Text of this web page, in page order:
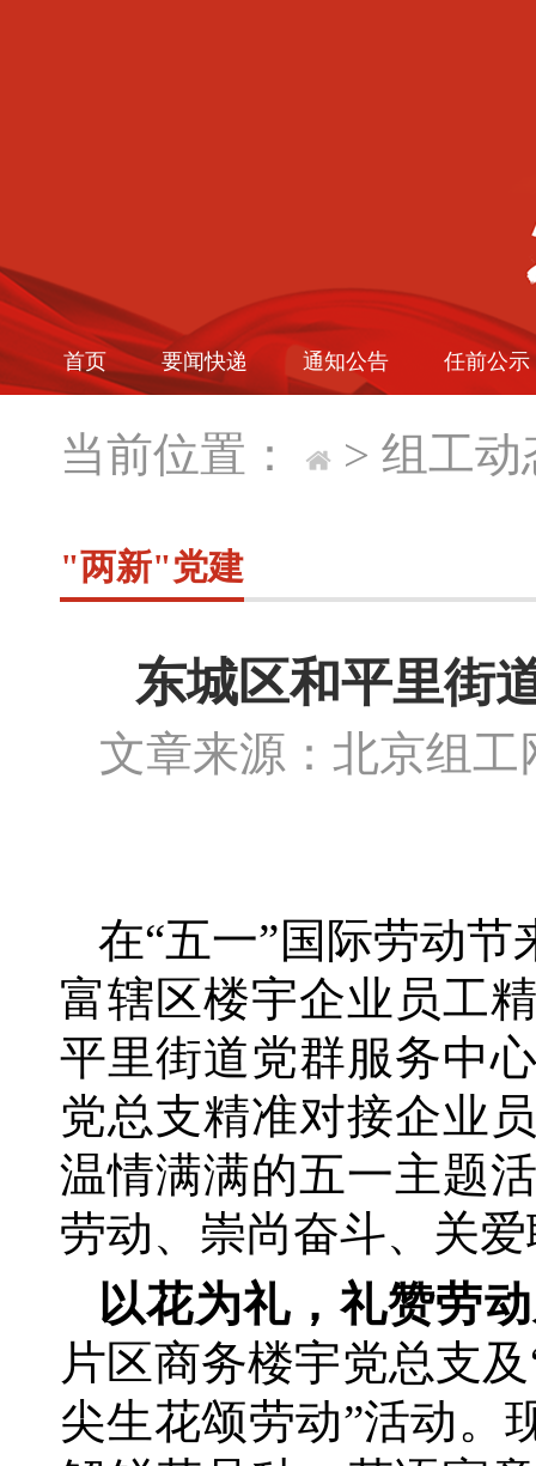
首页 要闻快递 通知公告 任前公示
当前位置： > 组工动
"两新"党建
东城区和平里街
文章来源：北京
在“五一”国际劳动
富辖区楼宇企业员工
平里街道党群服务中
党总支精准对接企业
温情满满的五一主题
劳动、崇尚奋斗、关
以花为礼，礼赞劳
片区商务楼宇党总支及
尖生花颂劳动”活动。